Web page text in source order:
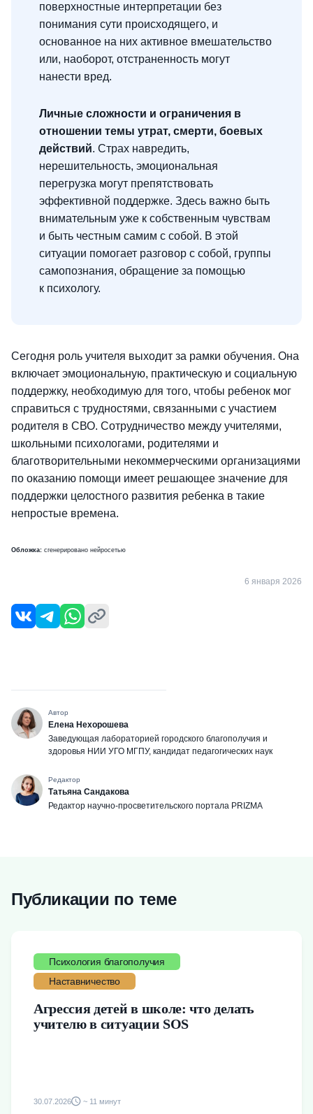
поверхностные интерпретации без
понимания сути происходящего, и
основанное на них активное вмешательство
или, наоборот, отстраненность могут
нанести вред.
Личные сложности и ограничения в
отношении темы утрат, смерти, боевых
действий. Страх навредить,
нерешительность, эмоциональная
перегрузка могут препятствовать
эффективной поддержке. Здесь важно быть
внимательным уже к собственным чувствам
и быть честным самим с собой. В этой
ситуации помогает разговор с собой, группы
самопознания, обращение за помощью
к психологу.
Сегодня роль учителя выходит за рамки обучения. Она
включает эмоциональную, практическую и социальную
поддержку, необходимую для того, чтобы ребенок мог
справиться с трудностями, связанными с участием
родителя в СВО. Сотрудничество между учителями,
школьными психологами, родителями и
благотворительными некоммерческими организациями
по оказанию помощи имеет решающее значение для
поддержки целостного развития ребенка в такие
непростые времена.
Обложка: сгенерировано нейросетью
6 января 2026
Автор
Елена Нехорошева
Заведующая лабораторией городского благополучия и
здоровья НИИ УГО МГПУ, кандидат педагогических наук
Редактор
Татьяна Сандакова
Редактор научно-просветительского портала PRIZMA
Публикации по теме
Психология благополучия
Наставничество
Агрессия детей в школе: что делать
учителю в ситуации SOS
30.07.2026 ~ 11 минут